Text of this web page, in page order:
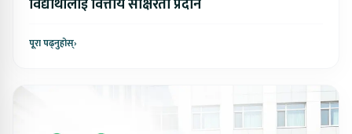
विद्यार्थीलाई वित्तीय साक्षरता प्रदान
पूरा पढ्नुहोस्›